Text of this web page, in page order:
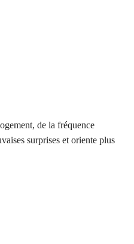
de la fréquence
surprises et oriente plus